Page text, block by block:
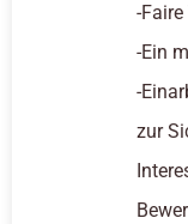
-
-Ein
-
zur